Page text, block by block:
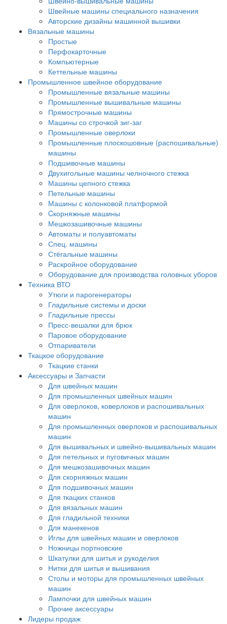
Швейные машины специального назначения
Авторские дизайны машинной вышивки
Вязальные машины
Простые
Перфокарточные
Компьютерные
Кеттельные машины
Промышленное швейное оборудование
Промышленные вязальные машины
Промышленные вышивальные машины
Прямострочные машины
Машины со строчкой зиг-заг
Промышленные оверлоки
Промышленные плоскошовные (распошивальные)
машины
Подшивочные машины
Двухигольные машины челночного стежка
Машины цепного стежка
Петельные машины
Машины с колонковой платформой
Cкорняжные машины
Мешкозашивочные машины
Автоматы и полуавтоматы
Спец. машины
Стёгальные машины
Раскройное оборудование
Оборудование для производства головных уборов
Техника ВТО
Утюги и парогенераторы
Гладильные системы и доски
Гладильные прессы
Пресс-вешалки для брюк
Паровое оборудование
Отпариватели
Ткацкое оборудование
Ткацкие станки
Аксессуары и Запчасти
Для швейных машин
Для промышленных швейных машин
Для оверлоков, коверлоков и распошивальных
машин
Для промышленных оверлоков и распошивальных
машин
Для вышивальных и швейно-вышивальных машин
Для петельных и пуговичных машин
Для мешкозашивочных машин
Для скорняжных машин
Для подшивочных машин
Для ткацких станков
Для вязальных машин
Для гладильной техники
Для манекенов
Иглы для швейных машин и оверлоков
Ножницы портновские
Шкатулки для шитья и рукоделия
Нитки для шитья и вышивания
Столы и моторы для промышленных швейных
машин
Лампочки для швейных машин
Прочие аксессуары
Лидеры продаж